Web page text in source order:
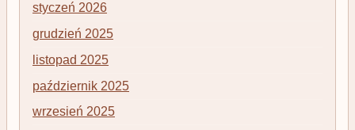
styczeń 2026
grudzień 2025
listopad 2025
październik 2025
wrzesień 2025